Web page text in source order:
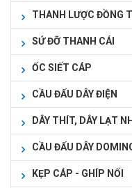
THANH LƯỢC ĐỒNG
SỨ ĐỠ THANH CÁI
ỐC SIẾT CÁP
CẦU ĐẤU DÂY ĐIỆN
DÂY THÍT, DÂY LẠT
CẦU ĐẤU DÂY
KẸP CÁP - GHÍP NỐI